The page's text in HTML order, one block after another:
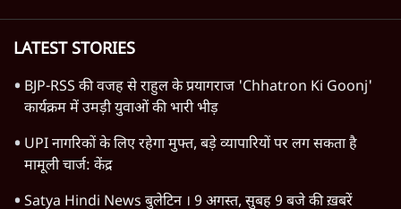
LATEST STORIES
BJP-RSS की वजह से राहुल के प्रयागराज 'Chhatron Ki Goonj'
कार्यक्रम में उमड़ी युवाओं की भारी भीड़
UPI नागरिकों के लिए रहेगा मुफ्त, बड़े व्यापारियों पर लग सकता है
मामूली चार्ज: केंद्र
Satya Hindi News बुलेटिन । 9 अगस्त, सुबह 9 बजे की ख़बरें